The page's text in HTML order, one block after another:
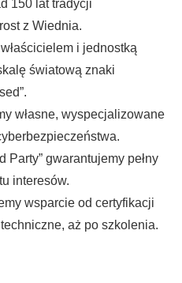
150 lat tradycji
z Wiednia.
i jednostką
światową znaki
własne, wyspecjalizowane
Party” gwarantujemy pełny
interesów.
wsparcie od certyfikacji
aż po szkolenia.